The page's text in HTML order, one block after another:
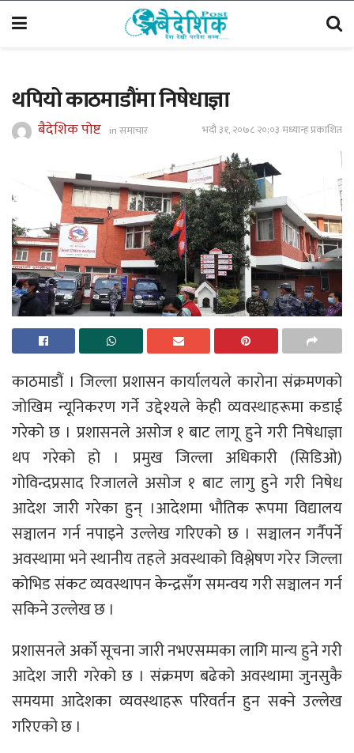
थपियो काठमाडौंमा निषेधाज्ञा
बैदेशिक पोष्ट inसमाचार भदौ ३१, २०७८ २०;०३ मध्यान्ह प्रकाशित
काठमाडौं । जिल्ला प्रशासन कार्यालयले कारोना संक्रमणको
जोखिम न्यूनिकरण गर्ने उद्देश्यले केही व्यवस्थाहरूमा कडाई
गरेको छ । प्रशासनले असोज १ बाट लागू हुने गरी निषेधाज्ञा
थप गरेको हो । प्रमुख जिल्ला अधिकारी (सिडिओ)
गोविन्दप्रसाद रिजालले असोज १ बाट लागु हुने गरी निषेध
आदेश जारी गरेका हुन् ।आदेशमा भौतिक रूपमा विद्यालय
सञ्चालन गर्न नपाइने उल्लेख गरिएको छ । सञ्चालन गर्नैपर्ने
अवस्थामा भने स्थानीय तहले अवस्थाको विश्लेषण गरेर जिल्ला
कोभिड संकट व्यवस्थापन केन्द्रसँग समन्वय गरी सञ्चालन गर्न
सकिने उल्लेख छ ।
प्रशासनले अर्को सूचना जारी नभएसम्मका लागि मान्य हुने गरी
आदेश जारी गरेको छ । संक्रमण बढेको अवस्थामा जुनसुकै
समयमा आदेशका व्यवस्थाहरू परिवर्तन हुन सक्ने उल्लेख
गरिएको छ ।